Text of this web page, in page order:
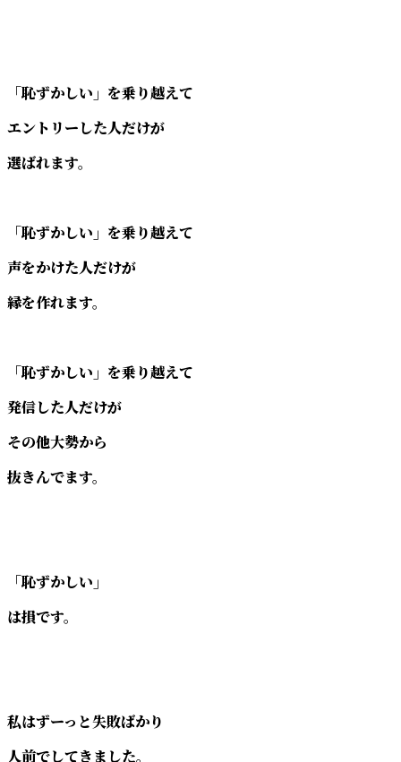
「恥ずかしい」を乗り越えて
エントリーした人だけが
選ばれます。
「恥ずかしい」を乗り越えて
声をかけた人だけが
縁を作れます。
「恥ずかしい」を乗り越えて
発信した人だけが
その他大勢から
抜きんでます。
「恥ずかしい」
は損です。
私はずーっと失敗ばかり
人前でしてきました。